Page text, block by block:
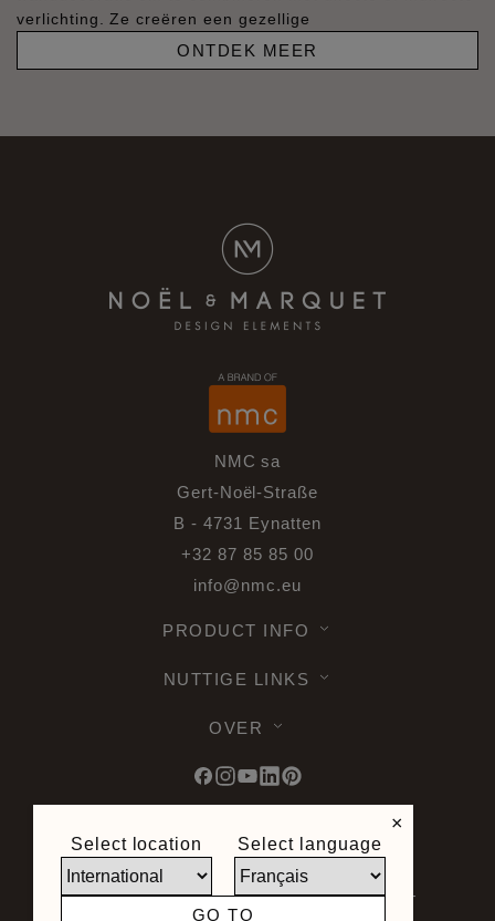
verlichting. Ze creëren een gezellige
ONTDEK MEER
NMC sa
Gert-Noël-Straße
B - 4731 Eynatten
+32 87 85 85 00
info@nmc.eu
PRODUCT INFO
NUTTIGE LINKS
OVER
© 2026 Noel & Marquet. Alle rechten
voorbehouden -
Gegevensbescherming
AVG -Gebruiksvoorwaarden -Disclaimer -
Sitemap
×
Select location Select language
GO TO